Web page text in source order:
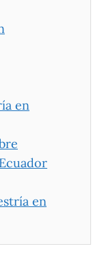
en
en